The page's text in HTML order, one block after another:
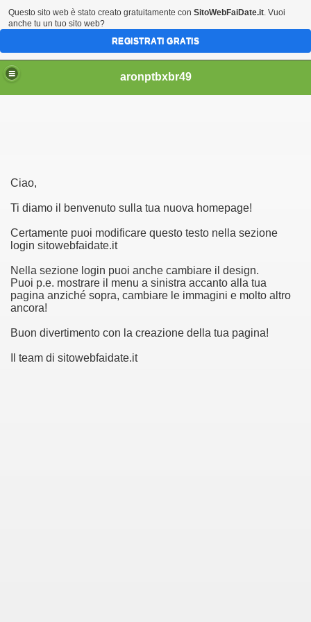
aronptbxbr49
Ciao,
Ti diamo il benvenuto sulla tua nuova homepage!
Certamente puoi modificare questo testo nella sezione
login sitowebfaidate.it
Nella sezione login puoi anche cambiare il design.
Puoi p.e. mostrare il menu a sinistra accanto alla tua
pagina anziché sopra, cambiare le immagini e molto altro
ancora!
Buon divertimento con la creazione della tua pagina!
Il team di sitowebfaidate.it
Questo sito web è stato creato gratuitamente con SitoWebFaiDate.it. Vuoi
anche tu un tuo sito web?
REGISTRATI GRATIS